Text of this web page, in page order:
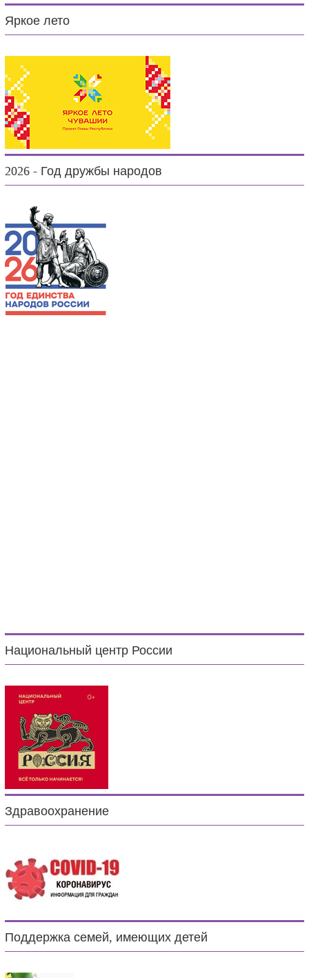
Яркое лето
2026 - Год дружбы народов
Национальный центр России
Здравоохранение
Поддержка семей, имеющих детей